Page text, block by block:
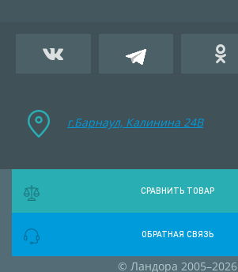
г.Барнаул, Калинина 24B
© Ландора 2005–2026
СРАВНИТЬ ТОВАР
ОБРАТНАЯ СВЯЗЬ